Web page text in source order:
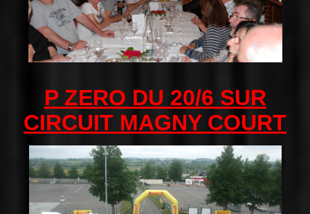
P ZERO DU 20/6 SUR
CIRCUIT MAGNY COURT